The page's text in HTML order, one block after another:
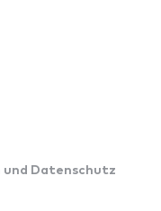
und Datenschutz